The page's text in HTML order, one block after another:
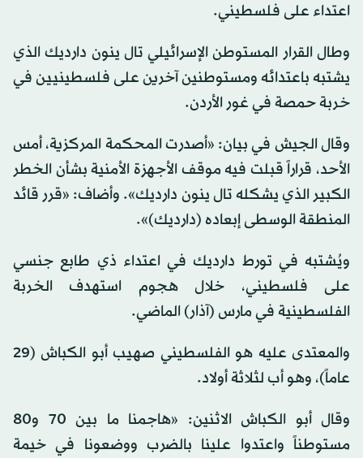
اعتداء على فلسطيني.
وطال القرار المستوطن الإسرائيلي تال ينون دارديك الذي
يشتبه باعتدائه ومستوطنين آخرين على فلسطينيين في
خربة حمصة في غور الأردن.
وقال الجيش في بيان: «أصدرت المحكمة المركزية، أمس
الأحد، قراراً قبلت فيه موقف الأجهزة الأمنية بشأن الخطر
الكبير الذي يشكله تال ينون دارديك». وأضاف: «قرر قائد
المنطقة الوسطى إبعاده (دارديك)».
ويُشتبه في تورط دارديك في اعتداء ذي طابع جنسي
على فلسطيني، خلال هجوم استهدف الخربة
الفلسطينية في مارس (آذار) الماضي.
والمعتدى عليه هو الفلسطيني صهيب أبو الكباش (29
عاماً)، وهو أب لثلاثة أولاد.
وقال أبو الكباش الاثنين: «هاجمنا ما بين 70 و80
مستوطناً واعتدوا علينا بالضرب ووضعونا في خيمة